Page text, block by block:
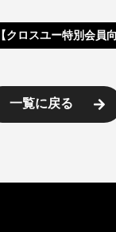
【クロスユー特別会員
一覧に戻る